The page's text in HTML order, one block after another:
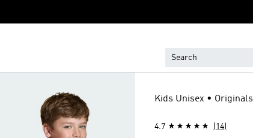
Kids Unisex • Originals
4.7 (14)